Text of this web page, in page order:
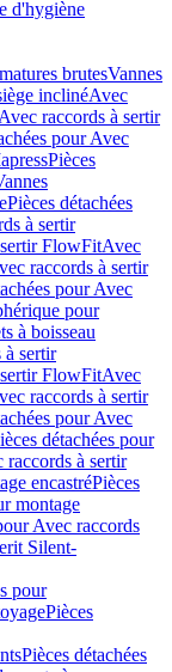
d'hygiène
brutesVannes
inclinéAvec
raccords à sertir
pour Avec
Pièces
Pièces détachées
à sertir
sertir FlowFitAvec
raccords à sertir
pour Avec
pour
à boisseau
à sertir
sertir FlowFitAvec
raccords à sertir
pour Avec
détachées pour
raccords à sertir
encastréPièces
montage
Avec raccords
Silent-
pour
Pièces
Pièces détachées